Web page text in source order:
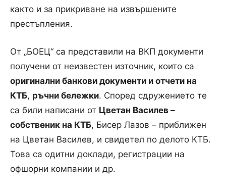
както и за прикриване на извършените
престъпления.
От „БОЕЦ“ са представили на ВКП документи
получени от неизвестен източник, които са
оригинални банкови документи и отчети на
КТБ, ръчни бележки. Според сдружението те
са били написани от Цветан Василев –
собственик на КТБ, Бисер Лазов – приближен
на Цветан Василев, и свидетел по делото КТБ.
Това са одитни доклади, регистрации на
офшорни компании и др.